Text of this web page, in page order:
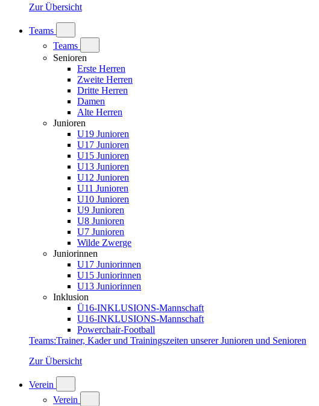
Zur Übersicht
Teams
Teams
Senioren
Erste Herren
Zweite Herren
Dritte Herren
Damen
Alte Herren
Junioren
U19 Junioren
U17 Junioren
U15 Junioren
U13 Junioren
U12 Junioren
U11 Junioren
U10 Junioren
U9 Junioren
U8 Junioren
U7 Junioren
Wilde Zwerge
Juniorinnen
U17 Juniorinnen
U15 Juniorinnen
U13 Juniorinnen
Inklusion
Ü16-INKLUSIONS-Mannschaft
U16-INKLUSIONS-Mannschaft
Powerchair-Football
Teams:Trainer, Kader und Trainingszeiten unserer Junioren und Senioren
Zur Übersicht
Verein
Verein